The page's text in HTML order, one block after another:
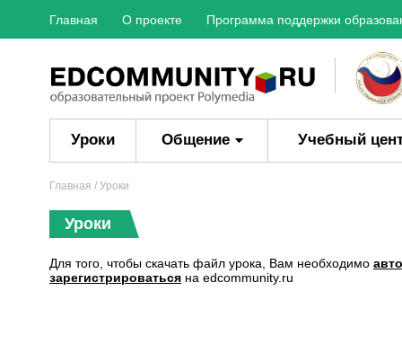
Главная О проекте Программа поддержки
Уроки Общение Учебный
Главная / Уроки
Уроки
Для того, чтобы скачать файл урока, Вам необходимо
зарегистрироваться на edcommunity.ru